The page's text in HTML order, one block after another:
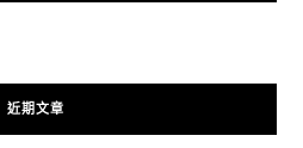
近期文章